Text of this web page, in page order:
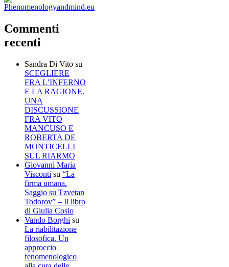
Commenti
recenti
Sandra Di Vito su
SCEGLIERE
FRA L’INFERNO
E LA RAGIONE.
UNA
DISCUSSIONE
FRA VITO
MANCUSO E
ROBERTA DE
MONTICELLI
SUL RIARMO
Giovanni Maria
Visconti su “La
firma umana.
Saggio su Tzvetan
Todorov” – Il libro
di Giulia Cosio
Vando Borghi su
La riabilitazione
filosofica. Un
approccio
fenomenologico